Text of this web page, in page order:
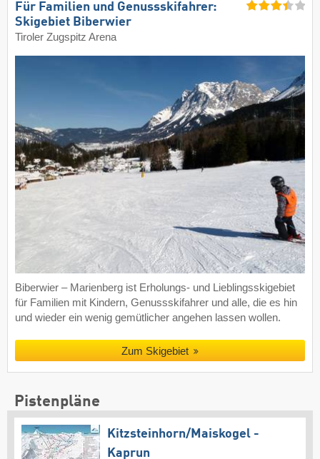
Für Familien und Genussskifahrer:
Skigebiet Biberwier
Tiroler Zugspitz Arena
Biberwier – Marienberg ist Erholungs- und Lieblingsskigebiet
für Familien mit Kindern, Genussskifahrer und alle, die es hin
und wieder ein wenig gemütlicher angehen lassen wollen.
Zum Skigebiet
Pistenpläne
Kitzsteinhorn/​Maiskogel -
Kaprun